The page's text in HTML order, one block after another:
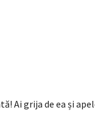
Ai grija de ea și